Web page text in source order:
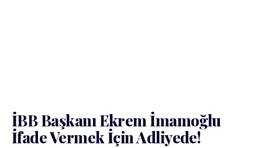
İBB Başkanı Ekrem İmamoğlu
İfade Vermek İçin Adliyede!